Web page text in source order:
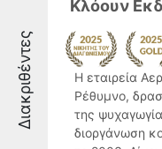
Διακριθέντες
Κλόουν
Η εταιρεία
Ρέθυμνο,
της
διοργάνωση